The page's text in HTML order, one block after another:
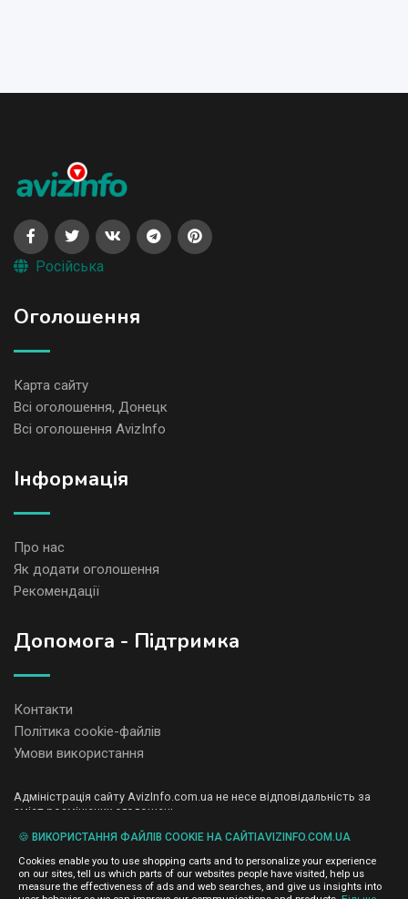
Російська
Оголошення
Карта сайту
Всі оголошення, Донецк
Всі оголошення AvizInfo
Iнформація
Про нас
Як додати оголошення
Рекомендації
Допомога - Підтримка
Контакти
Політика cookie-файлів
Умови використання
Адміністрація сайту AvizInfo.com.ua не несе відповідальність за
зміст розміщених оголошень.
і не продаємо особисту інформацію зареєстрованих користувачів
AvizInfo.com.ua третім особам. Ми не відповідаємо за правила
конфіденційності сайтів на які посилається AvizInfo.com.ua. На
деяких сторінках нашого сайту представлена реклама Google
🍪 ВИКОРИСТАННЯ ФАЙЛІВ COOKIE НА САЙТІAVIZINFO.COM.UA
Cookies enable you to use shopping carts and to personalize your experience
on our sites, tell us which parts of our websites people have visited, help us
measure the effectiveness of ads and web searches, and give us insights into